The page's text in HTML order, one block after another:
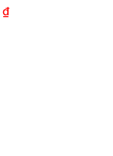
₫Giá
hiện